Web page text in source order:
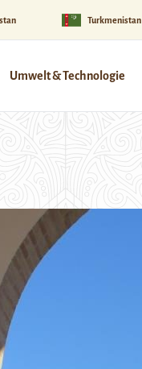
Turkmenistan
Umwelt & Technologie